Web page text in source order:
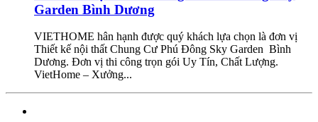
Garden Bình Dương
VIETHOME hân hạnh được quý khách lựa chọn là đơn vị
Thiết kế nội thất Chung Cư Phú Đông Sky Garden Bình
Dương. Đơn vị thi công trọn gói Uy Tín, Chất Lượng.
VietHome – Xưởng...